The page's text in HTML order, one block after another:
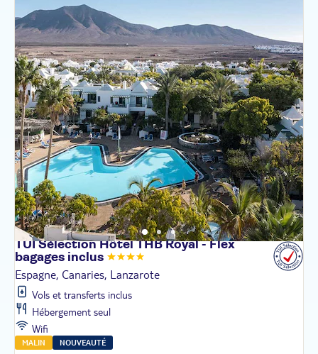
TUI Sélection Hôtel THB Royal - Flex
bagages inclus
Espagne, Canaries, Lanzarote
Vols et transferts inclus
Hébergement seul
Wifi
MALIN NOUVEAUTÉ